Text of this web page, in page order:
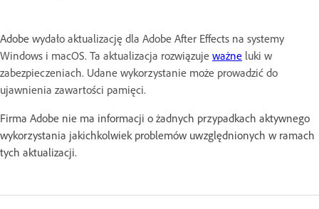
Adobe wydało aktualizację dla Adobe After Effects na systemy
Windows i macOS. Ta aktualizacja rozwiązuje ważne luki w
zabezpieczeniach. Udane wykorzystanie może prowadzić do
ujawnienia zawartości pamięci.
Firma Adobe nie ma informacji o żadnych przypadkach aktywnego
wykorzystania jakichkolwiek problemów uwzględnionych w ramach
tych aktualizacji.